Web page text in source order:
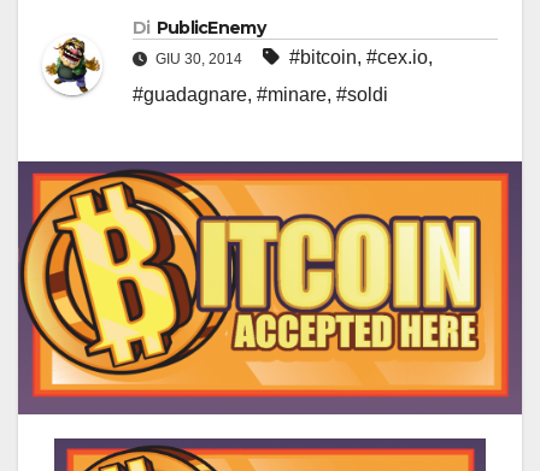
Di PublicEnemy
GIU 30, 2014 #bitcoin, #cex.io,
#guadagnare, #minare, #soldi